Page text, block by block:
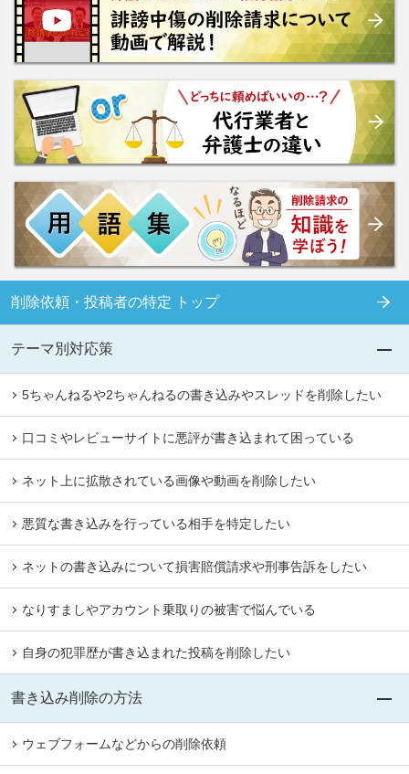
削除依頼・投稿者の特定 トップ
テーマ別対応策
5ちゃんねるや2ちゃんねるの書き込みやスレッドを削除したい
口コミやレビューサイトに悪評が書き込まれて困っている
ネット上に拡散されている画像や動画を削除したい
悪質な書き込みを行っている相手を特定したい
ネットの書き込みについて損害賠償請求や刑事告訴をしたい
なりすましやアカウント乗取りの被害で悩んでいる
自身の犯罪歴が書き込まれた投稿を削除したい
書き込み削除の方法
ウェブフォームなどからの削除依頼